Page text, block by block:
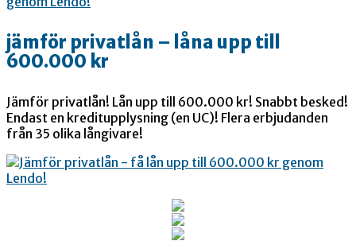
jämför privatlån – låna upp till
600.000 kr
Jämför privatlån! Lån upp till 600.000 kr! Snabbt besked!
Endast en kreditupplysning (en UC)! Flera erbjudanden
från 35 olika långivare!